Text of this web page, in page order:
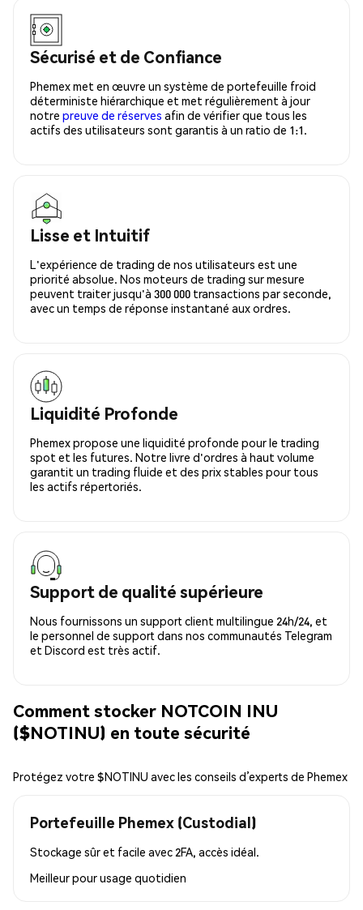
Sécurisé et de Confiance
Phemex met en œuvre un système de portefeuille froid
déterministe hiérarchique et met régulièrement à jour
notre preuve de réserves afin de vérifier que tous les
actifs des utilisateurs sont garantis à un ratio de 1:1.
Lisse et Intuitif
L'expérience de trading de nos utilisateurs est une
priorité absolue. Nos moteurs de trading sur mesure
peuvent traiter jusqu'à 300 000 transactions par seconde,
avec un temps de réponse instantané aux ordres.
Liquidité Profonde
Phemex propose une liquidité profonde pour le trading
spot et les futures. Notre livre d'ordres à haut volume
garantit un trading fluide et des prix stables pour tous
les actifs répertoriés.
Support de qualité supérieure
Nous fournissons un support client multilingue 24h/24, et
le personnel de support dans nos communautés Telegram
et Discord est très actif.
Comment stocker NOTCOIN INU
($NOTINU) en toute sécurité
Protégez votre $NOTINU avec les conseils d’experts de Phemex
Portefeuille Phemex (Custodial)
Stockage sûr et facile avec 2FA, accès idéal.
Meilleur pourusage quotidien